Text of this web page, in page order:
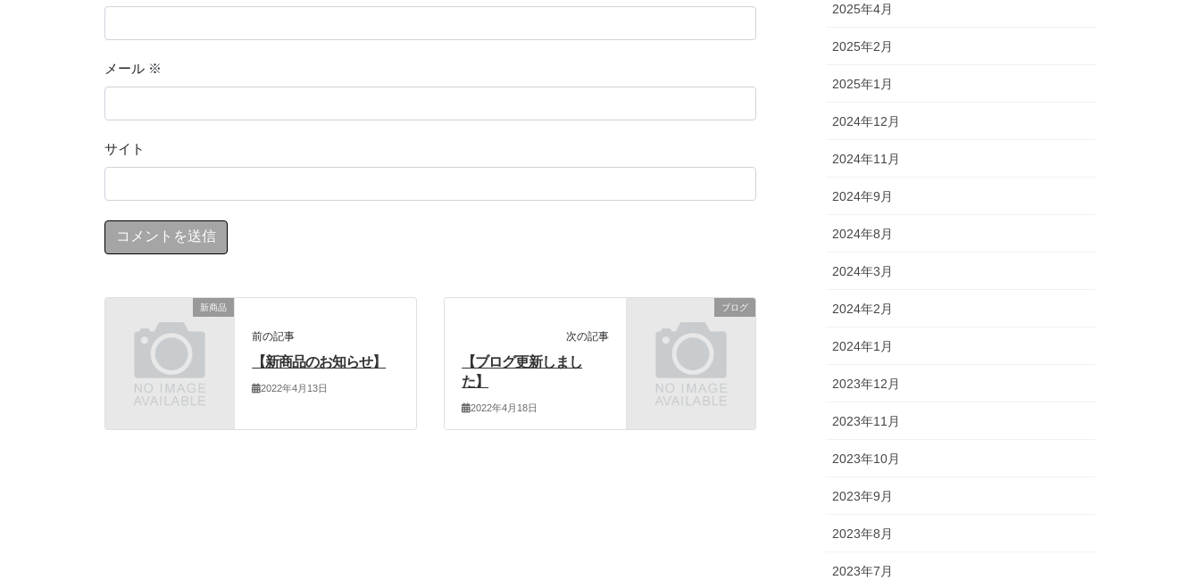
メール ※
サイト
新商品
前の記事
【新商品のお知らせ】
2022年4月13日
ブログ
次の記事
【ブログ更新しまし
た】
2022年4月18日
2025年4月
2025年2月
2025年1月
2024年12月
2024年11月
2024年9月
2024年8月
2024年3月
2024年2月
2024年1月
2023年12月
2023年11月
2023年10月
2023年9月
2023年8月
2023年7月